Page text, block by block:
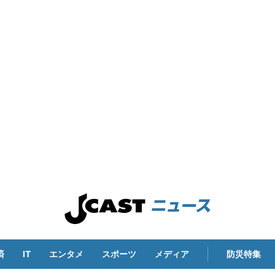
IT エンタメ スポーツ メディア 防災特集